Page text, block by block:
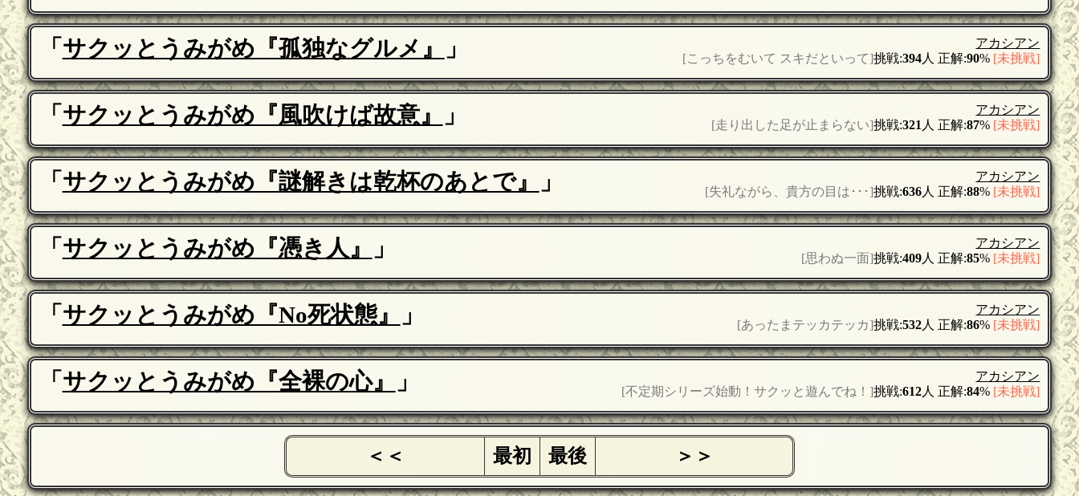
「 サクッとうみがめ『孤独なグルメ』 」
アカシアン
挑戦:394人 正解:90% [未挑戦]
[こっちをむいて スキだといって]
「 サクッとうみがめ『風吹けば故意』 」
アカシアン
挑戦:321 人 正解:87% [未挑戦]
[走り出した足が止まらない]
「 サクッとうみがめ『謎解きは乾杯のあとで』 」
アカシアン
挑戦:636人 正解:88% [未挑戦]
[失礼ながら、貴方の目は･･･]
「 サクッとうみがめ『憑き人』 」
アカシアン
挑戦:409人 正解:85% [未挑戦]
[思わぬ一面]
「 サクッとうみがめ『No死状態』 」
アカシアン
挑戦:532人 正解:86% [未挑戦]
[あったまテッカテッカ]
「 サクッとうみがめ『全裸の心』 」
アカシアン
挑戦:612人 正解:84% [未挑戦]
[不定期シリーズ始動！サクッと遊んでね！]
＜＜ 最初 最後 ＞＞